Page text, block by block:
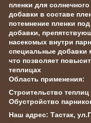
пленки для солнечного
добавки в составе
потемнение пленки
добавки,
насекомых внутри
специальные добавки
что позволяет
теплицах
Область применения:
Строительство теплиц
Обустройство
Наш адрес: Тастак,